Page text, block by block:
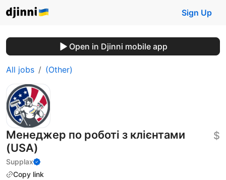
Sign Up
Open in Djinni mobile app
All jobs (Other)
Менеджер по роботі з клієнтами
(USA)
Supplax
Copy link
$